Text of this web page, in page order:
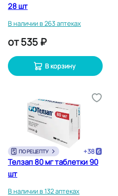
28 шт
В наличии в 263 аптеках
от535 ₽
В корзину
ПО РЕЦЕПТУ +38
Телзап 80 мг таблетки 90
шт
В наличии в 132 аптеках